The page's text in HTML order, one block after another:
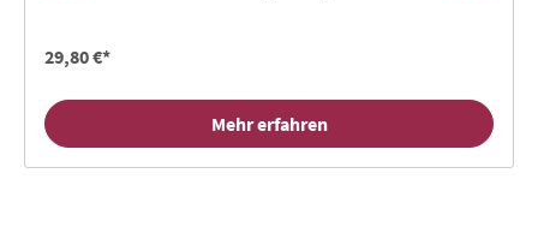
29,80 €*
Mehr erfahren